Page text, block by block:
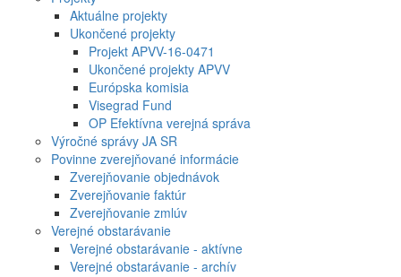
Aktuálne projekty
Ukončené projekty
Projekt APVV-16-0471
Ukončené projekty APVV
Európska komisia
Visegrad Fund
OP Efektívna verejná správa
Výročné správy JA SR
Povinne zverejňované informácie
Zverejňovanie objednávok
Zverejňovanie faktúr
Zverejňovanie zmlúv
Verejné obstarávanie
Verejné obstarávanie - aktívne
Verejné obstarávanie - archív